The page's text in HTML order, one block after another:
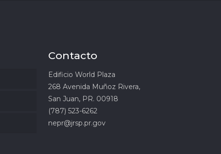
Contacto
Edificio World Plaza
268 Avenida Muñoz Rivera,
San Juan, PR. 00918
(787) 523-6262
nepr@jrsp.pr.gov